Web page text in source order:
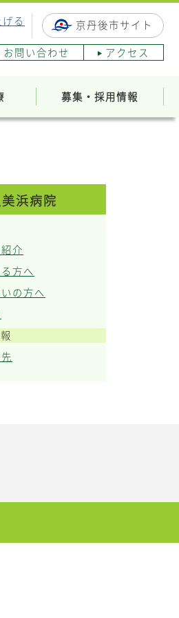
る
京丹後市サイト
お問い合わせ
アクセス
募集・採用情報
浜病院
介
方へ
の方へ